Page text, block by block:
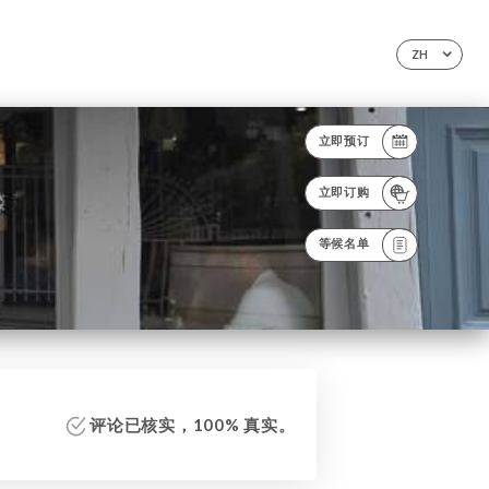
ZH
立即预订
立即订购
等候名单
评论已核实，100% 真实。